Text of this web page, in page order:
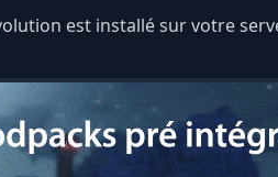
est installé sur votre